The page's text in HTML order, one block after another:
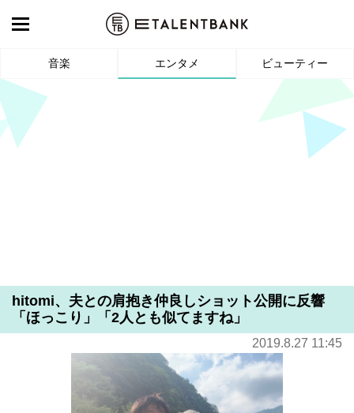
音楽 エンタメ ビューティー
hitomi、夫との肩抱き仲良しショット公開に反響
「ほっこり」「2人とも似てますね」
2019.8.27 11:45